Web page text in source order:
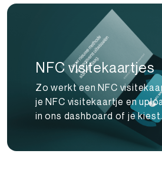
NFC visitekaartjes
Zo werkt een NFC
je NFC visitekaartje en
in ons dashboard of je